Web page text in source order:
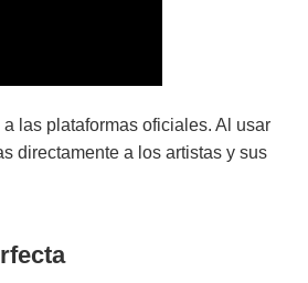
las plataformas oficiales. Al usar
directamente a los artistas y sus